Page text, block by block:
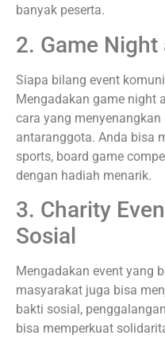
banyak peserta.
2. Game
Siapa bilang event
Mengadakan game night
cara yang
antaranggota. Anda bisa
sports, board game
dengan hadiah menarik.
3. Charity
Sosial
Mengadakan event yang
masyarakat juga bisa
bakti sosial,
bisa memperkuat